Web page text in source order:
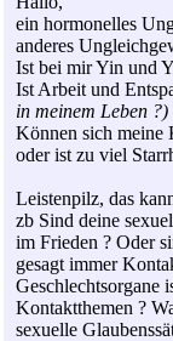
ein hormonelles
anderes
Ist bei mir Yin und
Ist Arbeit und
in meinem Leben ?)
Können sich meine
oder ist zu viel
Leistenpilz, das
zb Sind deine
im Frieden ? Oder
gesagt immer
Geschlechtsorgane
Kontaktthemen ?
sexuelle